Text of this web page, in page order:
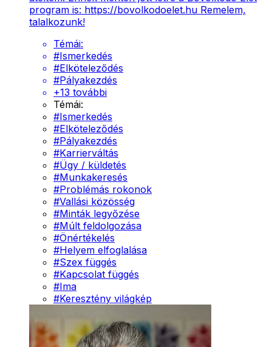
program is: https://bovolkodoelet.hu Remelem,
talalkozunk!
Témái:
#Ismerkedés
#Elköteleződés
#Pályakezdés
+13 további
Témái:
#Ismerkedés
#Elköteleződés
#Pályakezdés
#Karrierváltás
#Ügy / küldetés
#Munkakeresés
#Problémás rokonok
#Vallási közösség
#Minták legyőzése
#Múlt feldolgozása
#Önértékelés
#Helyem elfoglalása
#Szex függés
#Kapcsolat függés
#Ima
#Keresztény világkép